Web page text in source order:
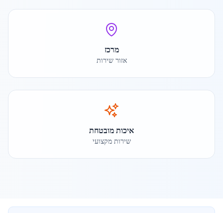
מרכז
אזור שירות
איכות מובטחת
שירות מקצועי